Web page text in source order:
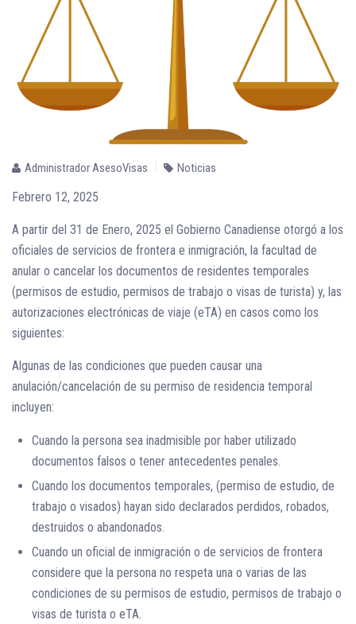
Administrador AsesoVisas Noticias
Febrero 12, 2025
A partir del 31 de Enero, 2025 el Gobierno Canadiense otorgó a los
oficiales de servicios de frontera e inmigración, la facultad de
anular o cancelar los documentos de residentes temporales
(permisos de estudio, permisos de trabajo o visas de turista) y, las
autorizaciones electrónicas de viaje (eTA) en casos como los
siguientes:
Algunas de las condiciones que pueden causar una
anulación/cancelación de su permiso de residencia temporal
incluyen:
Cuando la persona sea inadmisible por haber utilizado
documentos falsos o tener antecedentes penales.
Cuando los documentos temporales, (permiso de estudio, de
trabajo o visados) hayan sido declarados perdidos, robados,
destruidos o abandonados.
Cuando un oficial de inmigración o de servicios de frontera
considere que la persona no respeta una o varias de las
condiciones de su permisos de estudio, permisos de trabajo o
visas de turista o eTA.